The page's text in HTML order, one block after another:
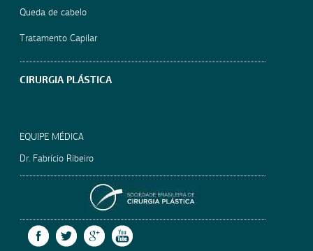
Queda de cabelo
Tratamento Capilar
CIRURGIA PLÁSTICA
EQUIPE MÉDICA
Dr. Fabrício Ribeiro
FACEBOOKTWITTERGOOGLE +